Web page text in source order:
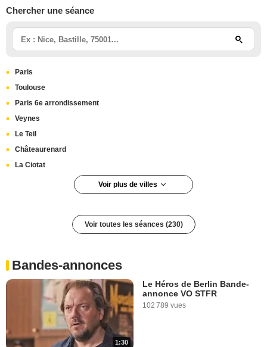
Chercher une séance
Paris
Toulouse
Paris 6e arrondissement
Veynes
Le Teil
Châteaurenard
La Ciotat
Voir plus de villes
Confolens
Bourges
Auxonne
Voir toutes les séances (230)
Bandes-annonces
1:30
Le Héros de Berlin Bande-
annonce VO STFR
102 789 vues